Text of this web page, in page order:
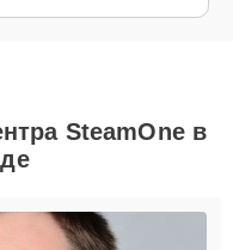
SteamOne в